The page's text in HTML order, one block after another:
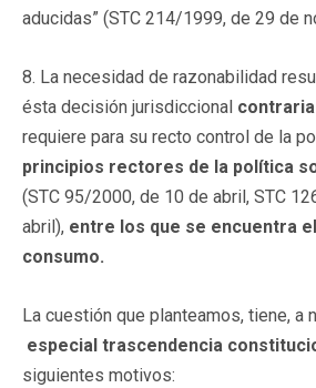
aducidas” (STC 214/1999, de 29 de
8. La necesidad de razonabilidad
ésta decisión jurisdiccional contraria
requiere para su recto control de la
principios rectores de la política
(STC 95/2000, de 10 de abril, STC
abril), entre los que se encuentra
consumo.
La cuestión que planteamos, tiene, a
especial trascendencia
siguientes motivos: